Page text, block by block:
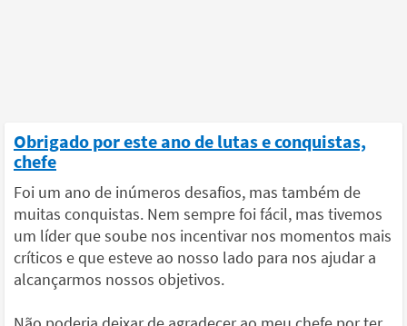
Obrigado por este ano de lutas e conquistas,
chefe
Foi um ano de inúmeros desafios, mas também de
muitas conquistas. Nem sempre foi fácil, mas tivemos
um líder que soube nos incentivar nos momentos mais
críticos e que esteve ao nosso lado para nos ajudar a
alcançarmos nossos objetivos.